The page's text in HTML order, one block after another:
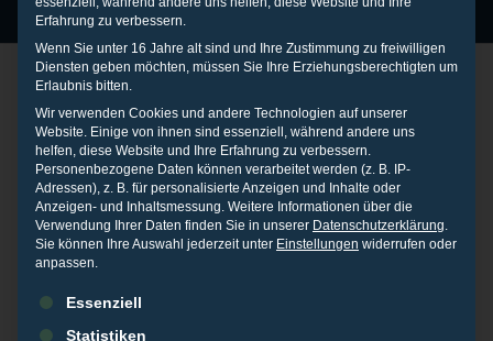
MENU
Bewertungen im
Internet
4. AUGUST 2012 PRESSEARCHIV
Das Handelsblatt
Erfahrung zu verbessern.
Wenn Sie unter 16 Jahre alt sind und Ihre Zustimmung zu freiwilligen
Diensten geben möchten, müssen Sie Ihre Erziehungsberechtigten um
Erlaubnis bitten.
Wir verwenden Cookies und andere Technologien auf unserer
Website. Einige von ihnen sind essenziell, während andere uns
helfen, diese Website und Ihre Erfahrung zu verbessern.
Personenbezogene Daten können verarbeitet werden (z. B. IP-
Adressen), z. B. für personalisierte Anzeigen und Inhalte oder
Anzeigen- und Inhaltsmessung. Weitere Informationen über die
Verwendung Ihrer Daten finden Sie in unserer Datenschutzerklärung.
Sie können Ihre Auswahl jederzeit unter Einstellungen widerrufen oder
anpassen.
Es folgt eine Liste der Service-Gruppen, für die eine
Essenziell
Statistiken